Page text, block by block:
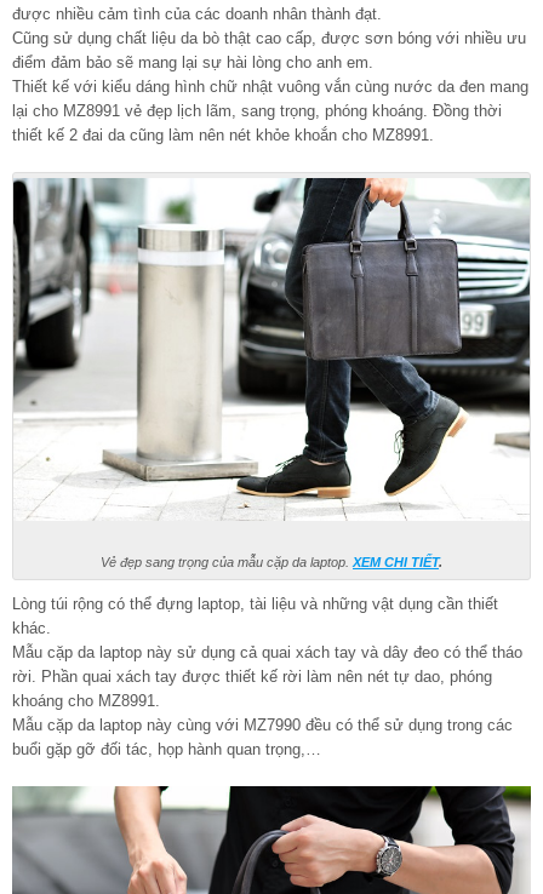
được nhiều cảm tình của các doanh nhân thành đạt.
Cũng sử dụng chất liệu da bò thật cao cấp, được sơn bóng với nhiều ưu
điểm đảm bảo sẽ mang lại sự hài lòng cho anh em.
Thiết kế với kiểu dáng hình chữ nhật vuông vắn cùng nước da đen mang
lại cho MZ8991 vẻ đẹp lịch lãm, sang trọng, phóng khoáng. Đồng thời
thiết kế 2 đai da cũng làm nên nét khỏe khoắn cho MZ8991.
Vẻ đẹp sang trọng của mẫu cặp da laptop. XEM CHI TIẾT.
Lòng túi rộng có thể đựng laptop, tài liệu và những vật dụng cần thiết
khác.
Mẫu cặp da laptop này sử dụng cả quai xách tay và dây đeo có thể tháo
rời. Phần quai xách tay được thiết kế rời làm nên nét tự dao, phóng
khoáng cho MZ8991.
Mẫu cặp da laptop này cùng với MZ7990 đều có thể sử dụng trong các
buổi gặp gỡ đối tác, họp hành quan trọng,…